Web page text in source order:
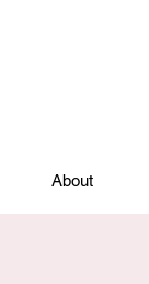
About